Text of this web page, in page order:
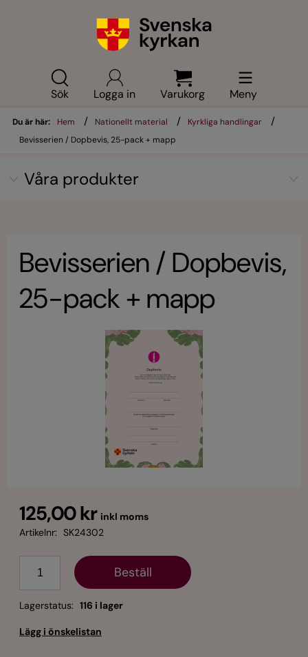
Sök Logga in Varukorg Meny
Du är här: Hem / Nationellt material / Kyrkliga handlingar /
Bevisserien / Dopbevis, 25-pack + mapp
Våra produkter
Bevisserien / Dopbevis,
25-pack + mapp
125,00 kr inkl moms
Artikelnr: SK24302
Antal
Lagerstatus: 116 i lager